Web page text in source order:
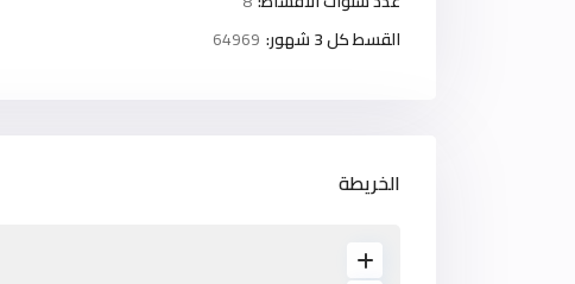
القسط كل 3 شهور:
64969
الخريطة